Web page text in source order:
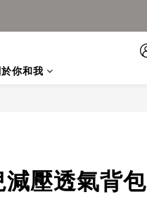
你和我
壓透氣背包